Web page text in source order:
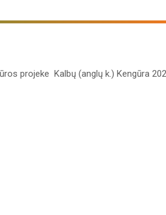
projeke Kalbų (anglų k.) Kengūra